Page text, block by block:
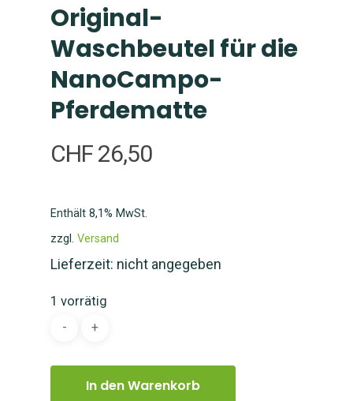
Original-
Waschbeutel für die
NanoCampo-
Pferdematte
CHF 26,50
Enthält 8,1% MwSt.
zzgl. Versand
Lieferzeit: nicht angegeben
1 vorrätig
In den Warenkorb